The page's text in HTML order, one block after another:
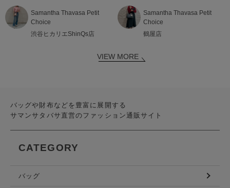
Samantha Thavasa Petit
Choice
渋谷ヒカリエShinQs店
Samantha Thavasa Petit
Choice
鶴屋店
VIEW MORE
バッグや財布などを豊富に展開する
サマンサタバサ直営のファッション通販サイト
CATEGORY
バッグ